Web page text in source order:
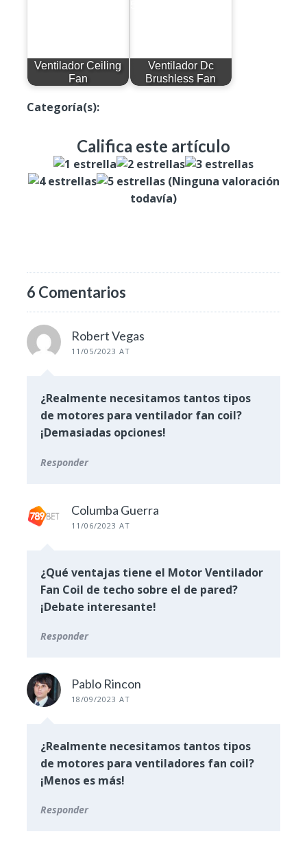
Ventilador Ceiling
Fan
Ventilador Dc
Brushless Fan
Categoría(s):Productos
Califica este artículo
(Ninguna valoración
todavía)
6 Comentarios
Robert Vegas
11/05/2023 AT
¿Realmente necesitamos tantos tipos
de motores para ventilador fan coil?
¡Demasiadas opciones!
Responder
Columba Guerra
11/06/2023 AT
¿Qué ventajas tiene el Motor Ventilador
Fan Coil de techo sobre el de pared?
¡Debate interesante!
Responder
Pablo Rincon
18/09/2023 AT
¿Realmente necesitamos tantos tipos
de motores para ventiladores fan coil?
¡Menos es más!
Responder